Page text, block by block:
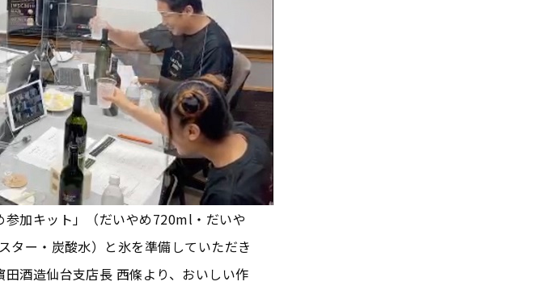
加キット」（だいやめ720ml・だいや
ター・炭酸水）と氷を準備していただき
酒造仙台支店長 西條より、おいしい作